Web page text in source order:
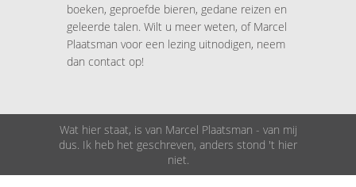
boeken, geproefde bieren, gedane reizen en
geleerde talen. Wilt u meer weten, of Marcel
Plaatsman voor een lezing uitnodigen, neem
dan contact op!
Wat hier staat, is van Marcel Plaatsman - van mij
dus. Ik heb het geschreven, anders stond 't hier
niet.